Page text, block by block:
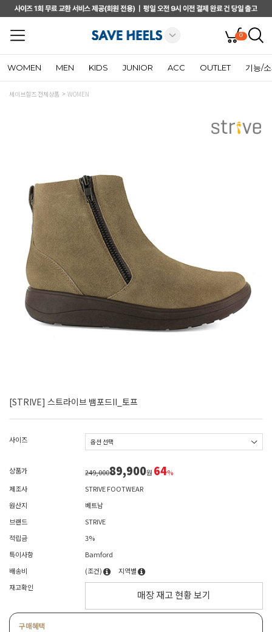
0
WOMEN MEN KIDS JUNIOR ACC OUTLET 기능/
세이브힐즈 전체상품 WOMEN
[STRIVE] 스트라이브 뱀포드II_토프
사이즈
상품가 249,00089,900원 64%
제조사
STRIVE FOOTWEAR
원산지
베트남
브랜드
STRIVE
적립금
3%
특이사항
Bamford
배송비
(조건)
지역별
재고확인
매장 재고 현황 보기
구매혜택